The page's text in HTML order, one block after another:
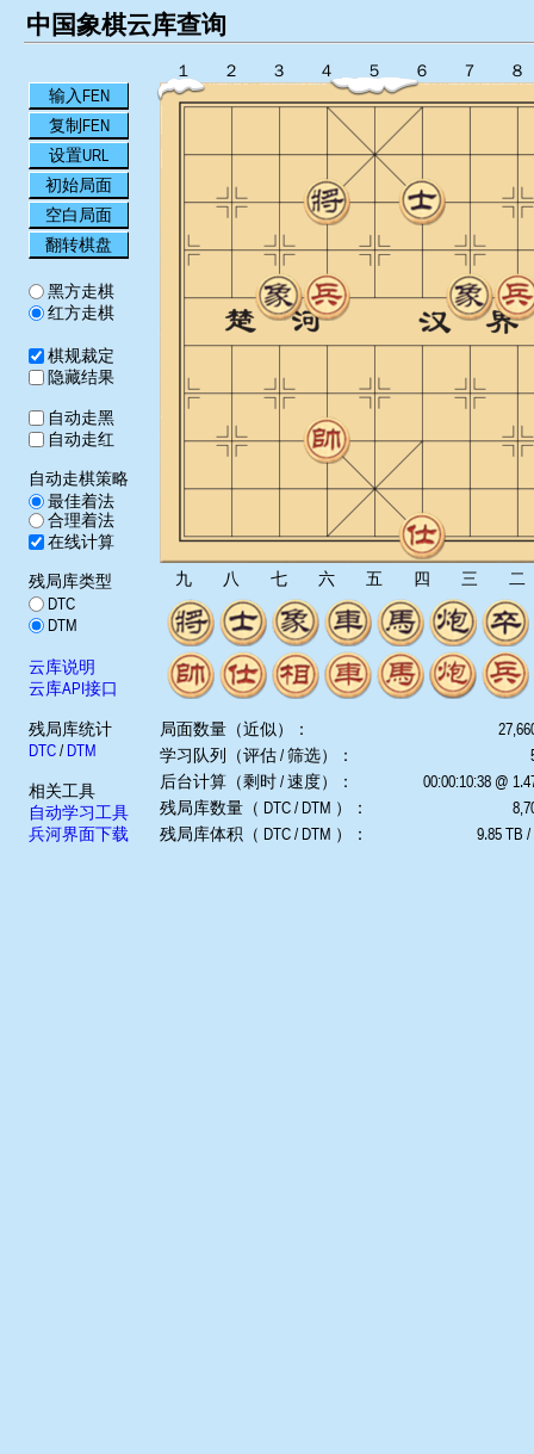
中国象棋云库查询
输入FEN
复制FEN
设置URL
初始局面
空白局面
翻转棋盘
黑方走棋
红方走棋
棋规裁定
隐藏结果
自动走黑
自动走红
自动走棋策略
最佳着法
合理着法
在线计算
残局库类型
DTC
DTM
云库说明
云库API接口
残局库统计
DTC/ DTM
相关工具
自动学习工具
兵河界面下载
１ ２ ３ ４ ５ ６ ７ ８
九 八 七 六 五 四 三 二
局面数量（近似）：
学习队列（评估 / 筛选）：
后台计算（剩时 / 速度）：
00:00:10:38 @
残局库数量（ DTC / DTM ）：
残局库体积（ DTC / DTM ）：
9.85 TB